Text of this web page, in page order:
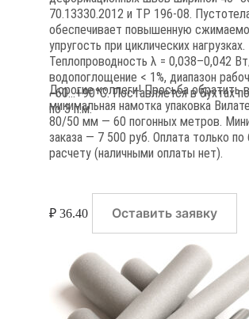
70.13330.2012 и ТР 196-08.
обеспечивает повышенную
упругость при циклических нагрузках.
Теплопроводность λ = 0,038–0,042
водопоглощение < 1%, диапазон
−60…+90°C. Поставляется в бухтах
по 3 п.м.
Дорогие коллеги! Просьба обратить
минимальная намотка упаковка
80/50 мм — 60 погонных метров.
заказа — 7 500 руб. Оплата только по
расчету (наличными оплаты нет).
₽ 36.40 Оставить заявку